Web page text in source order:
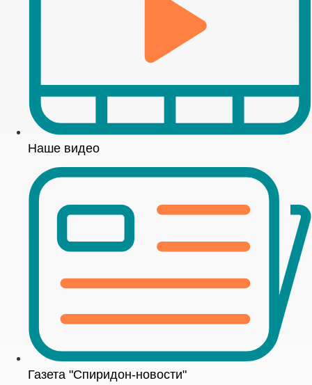
Наше видео
Газета "Спиридон-новости"